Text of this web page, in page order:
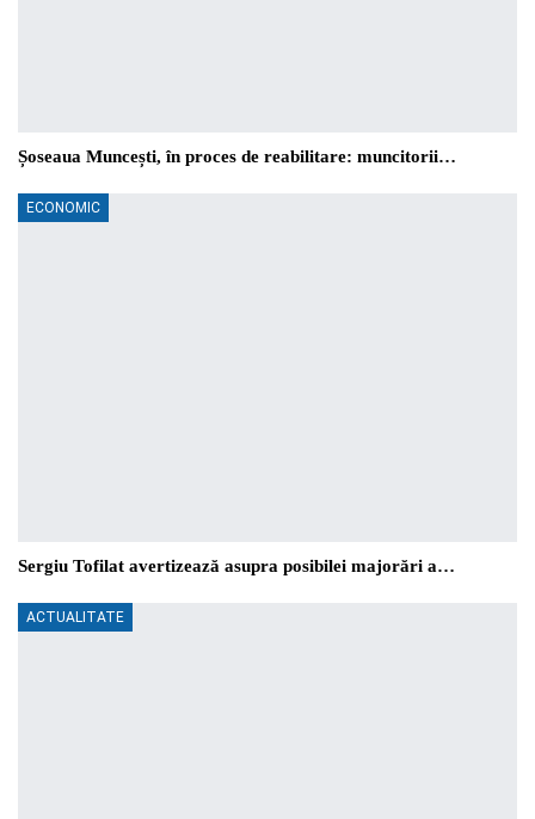
Șoseaua Muncești, în proces de reabilitare: muncitorii…
ECONOMIC
Sergiu Tofilat avertizează asupra posibilei majorări a…
ACTUALITATE